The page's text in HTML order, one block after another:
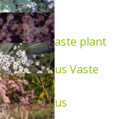
Vaste plant
Vaste